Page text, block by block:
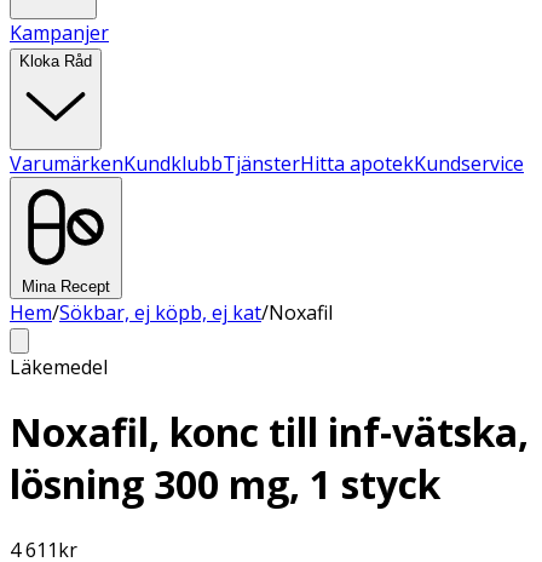
Kampanjer
Kloka Råd
VarumärkenKundklubbTjänsterHitta apotekKundservice
Mina Recept
Hem/Sökbar, ej köpb, ej kat/Noxafil
Läkemedel
Noxafil, konc till inf-vätska,
lösning 300 mg, 1 styck
4 611kr